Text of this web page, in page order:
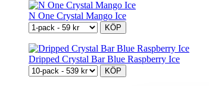
N One Crystal Mango Ice
KÖP
Dripped Crystal Bar Blue Raspberry Ice
KÖP